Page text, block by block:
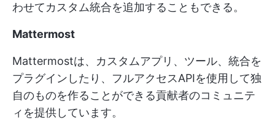
わせてカスタム統合を追加することもできる。
Mattermost
Mattermostは、カスタムアプリ、ツール、統合を
プラグインしたり、フルアクセスAPIを使用して独
自のものを作ることができる貢献者のコミュニテ
ィを提供しています。